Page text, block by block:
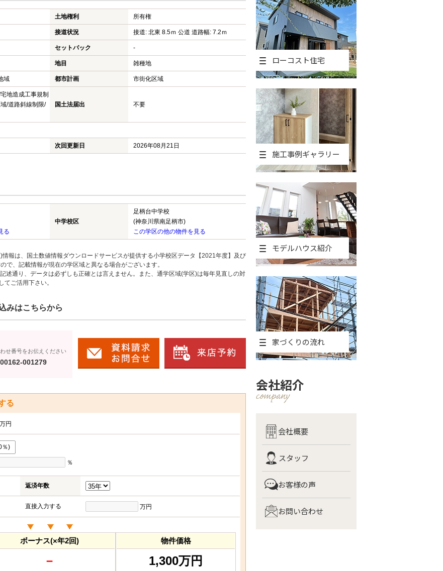
土地権利 所有権
接道状況 接道: 北東 8.5ｍ 公道 道路幅: 7.2ｍ
セットバック -
地目 雑種地
域 都市計画 市街化区域
地造成工事規制
/道路斜線制限/
国土法届出 不要
次回更新日
2026年08月21日
る
中学校区
足柄台中学校
(神奈川県南足柄市)
この学区の他の物件を見る
報は、国土数値情報ダウンロードサービスが提供する小学校区データ【2021年度】及び
、記載情報が現在の学区域と異なる場合がございます。
述通り、データは必ずしも正確とは言えません。また、通学区域(学区)は毎年見直しの対
ご活用下さい。
みはこちらから
せ番号をお伝えください
001279
る
万円
％)
％
返済年数
直接入力する 万円
ボーナス(×年2回)
－
物件価格
1,300万円
ローコスト住宅
施工事例ギャラリー
モデルハウス紹介
家づくりの流れ
会社紹介
会社概要
スタッフ
お客様の声
お問い合わせ